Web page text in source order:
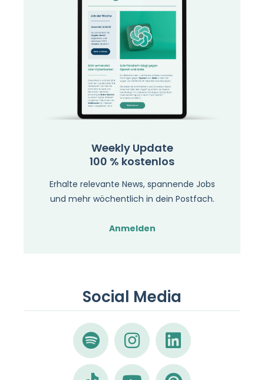
Weekly Update
100 % kostenlos
Erhalte relevante News, spannende Jobs
und mehr wöchentlich in dein Postfach.
Anmelden
Social Media